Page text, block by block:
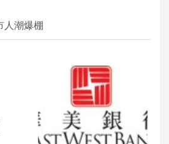
人潮爆棚